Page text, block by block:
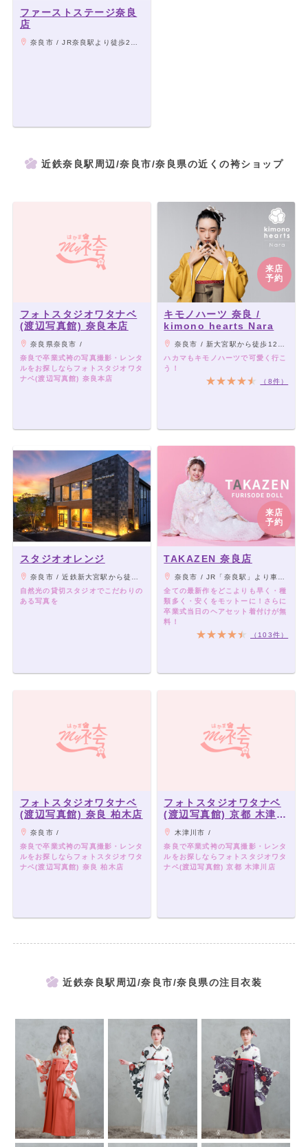
ファーストステージ奈良
店
奈良市 / JR奈良駅より徒歩2分、近鉄奈良駅より徒歩10分。 契約駐車場あり（2千円以上お買上の方、40分無料）。
近鉄奈良駅周辺/奈良市/奈良県の近くの袴ショップ
フォトスタジオワタナベ
(渡辺写真館) 奈良本店
奈良県奈良市 /
奈良で卒業式袴の写真撮影・レンタ
ルをお探しならフォトスタジオワタ
ナベ(渡辺写真館) 奈良本店
来店
予約
キモノハーツ 奈良 /
kimono hearts Nara
奈良市 / 新大宮駅から徒歩12分、JR奈良駅から車10分
ハカマもキモノハーツで可愛く行こ
う！
（8件）
スタジオオレンジ
奈良市 / 近鉄新大宮駅から徒歩15分
自然光の貸切スタジオでこだわりの
ある写真を
来店
予約
TAKAZEN 奈良店
奈良市 / JR「奈良駅」より車8分、西口よりバス「宮跡庭園・ミ・ナーラ前」下車徒歩4分、近鉄奈良線「新大宮駅」より車7分
全ての最新作をどこよりも早く・種
類多く・安くをモットーに！さらに
卒業式当日のヘアセット着付けが無
料！
（103件）
フォトスタジオワタナベ
(渡辺写真館) 奈良 柏木店
奈良市 /
奈良で卒業式袴の写真撮影・レンタ
ルをお探しならフォトスタジオワタ
ナベ(渡辺写真館) 奈良 柏木店
フォトスタジオワタナベ
(渡辺写真館) 京都 木津川
店
木津川市 /
奈良で卒業式袴の写真撮影・レンタ
ルをお探しならフォトスタジオワタ
ナベ(渡辺写真館) 京都 木津川店
近鉄奈良駅周辺/奈良市/奈良県の注目衣装